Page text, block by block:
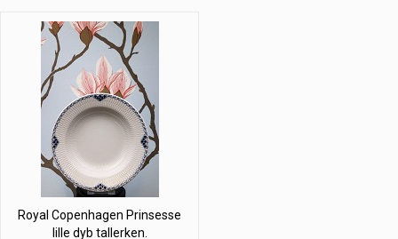
Royal Copenhagen Prinsesse
lille dyb tallerken.